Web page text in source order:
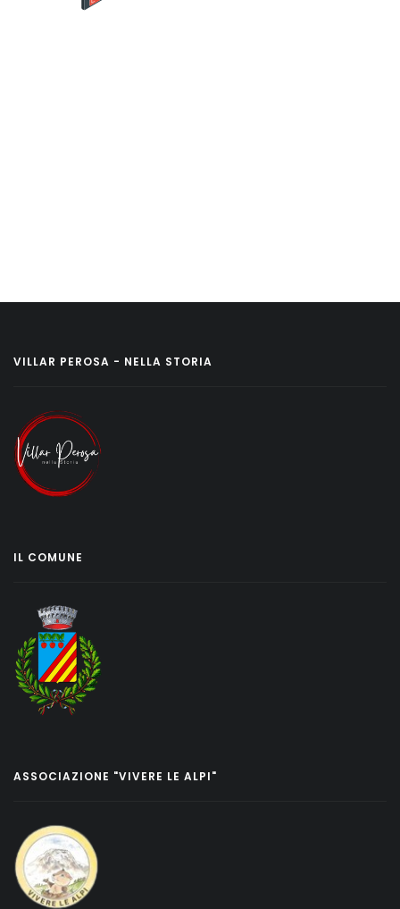
VILLAR PEROSA - NELLA STORIA
IL COMUNE
ASSOCIAZIONE "VIVERE LE ALPI"